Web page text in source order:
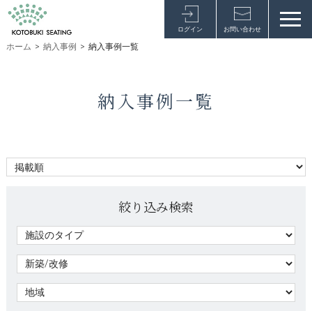
ログイン お問い合わせ
ホーム > 納入事例 > 納入事例一覧
納入事例一覧
絞り込み検索